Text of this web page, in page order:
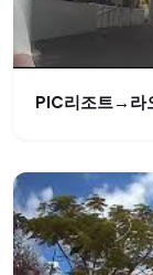
PIC리조트→라